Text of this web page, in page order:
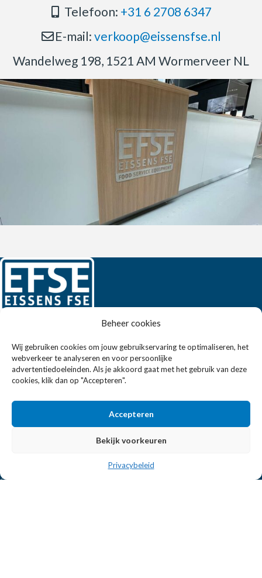
Beheer cookies
Wij gebruiken cookies om jouw gebruikservaring te optimaliseren, het
webverkeer te analyseren en voor persoonlijke
advertentiedoeleinden. Als je akkoord gaat met het gebruik van deze
cookies, klik dan op "Accepteren".
Accepteren
Bekijk voorkeuren
Privacybeleid
Telefoon: +31 6 2708 6347
E-mail: verkoop@eissensfse.nl
Wandelweg 198, 1521 AM Wormerveer NL
alleen inspiratie maar ook een breed assortiment horeca
apparatuur.
Wandelweg 198, 1521 AM Wormerveer
+31 6 2708 6347
Onze aanpak